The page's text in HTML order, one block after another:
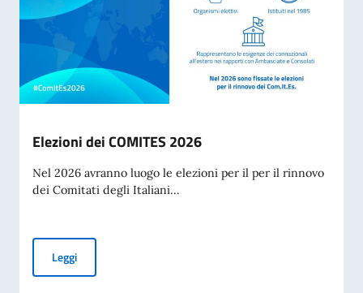
Elezioni dei COMITES 2026
Nel 2026 avranno luogo le elezioni per il per il rinnovo
dei Comitati degli Italiani...
LeggiElezioni dei COMITES 2026